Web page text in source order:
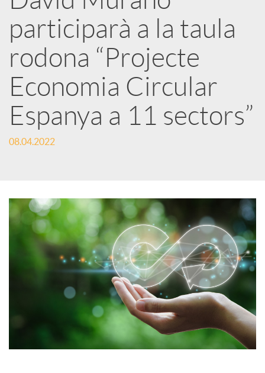
a
r
x
e
S
o
i
a
participarà a la taula
rodona “Projecte
Economia Circular
Espanya a 11 sectors”
08.04.2022